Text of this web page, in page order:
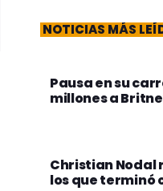
NOTICIAS MÁS
Pausa en su
millones a
Christian Nodal
los que terminó